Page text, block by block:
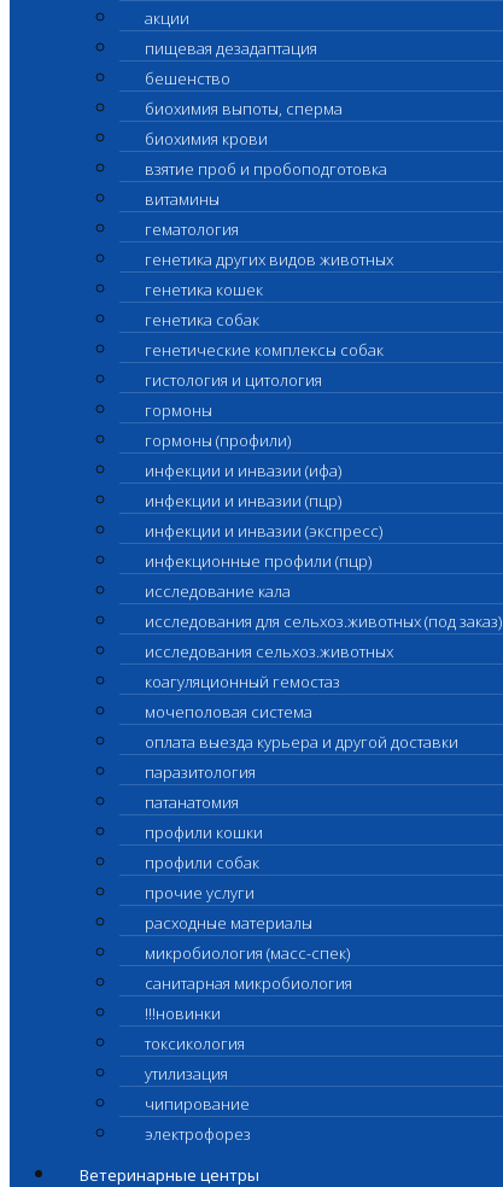
акции
пищевая дезадаптация
бешенство
биохимия выпоты, сперма
биохимия крови
взятие проб и пробоподготовка
витамины
гематология
генетика других видов животных
генетика кошек
генетика собак
генетические комплексы собак
гистология и цитология
гормоны
гормоны (профили)
инфекции и инвазии (ифа)
инфекции и инвазии (пцр)
инфекции и инвазии (экспресс)
инфекционные профили (пцр)
исследование кала
исследования для сельхоз.животных (под заказ)
исследования сельхоз.животных
коагуляционный гемостаз
мочеполовая система
оплата выезда курьера и другой доставки
паразитология
патанатомия
профили кошки
профили собак
прочие услуги
расходные материалы
микробиология (масс-спек)
санитарная микробиология
!!!новинки
токсикология
утилизация
чипирование
электрофорез
Ветеринарные центры